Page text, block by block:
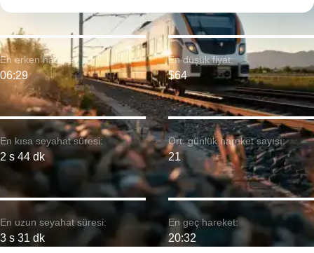
En kısa seyahat süresi:
2 s 44 dk
En erken hareket:
06:29
En uzun seyahat süresi:
3 s 31 dk
En düşük fiyat:
$64
Ort. günlük hareket sayısı:
21
En geç hareket:
20:32